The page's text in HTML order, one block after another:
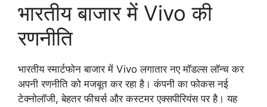
भारतीय बाजार में Vivo की
रणनीति
भारतीय स्मार्टफोन बाजार में Vivo लगातार नए मॉडल्स लॉन्च कर
अपनी रणनीति को मजबूत कर रहा है। कंपनी का फोकस नई
टेक्नोलॉजी, बेहतर फीचर्स और कस्टमर एक्सपीरियंस पर है। यह